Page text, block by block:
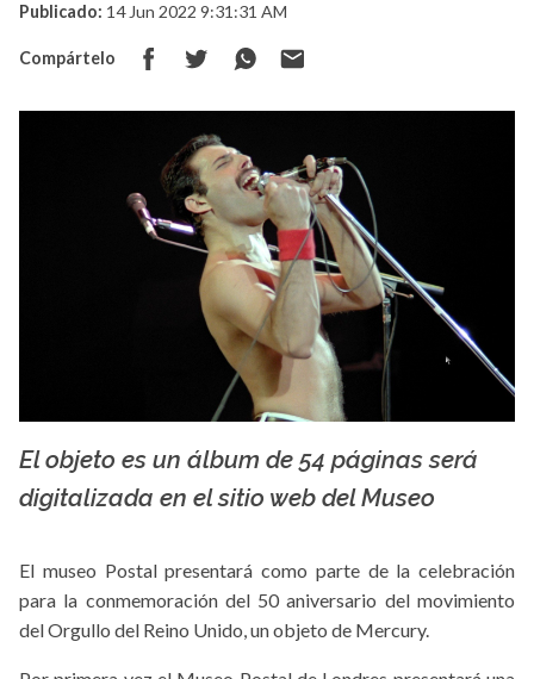
Publicado: 14 Jun 2022 9:31:31 AM
Compártelo
El objeto es un álbum de 54 páginas será
digitalizada en el sitio web del Museo
El museo Postal presentará como parte de la celebración
para la conmemoración del 50 aniversario del movimiento
del Orgullo del Reino Unido, un objeto de Mercury.